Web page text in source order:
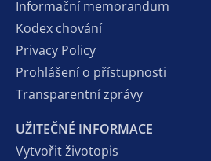
Informační memorandum
Kodex chování
Privacy Policy
Prohlášení o přístupnosti
Transparentní zprávy
UŽITEČNÉ INFORMACE
Vytvořit životopis